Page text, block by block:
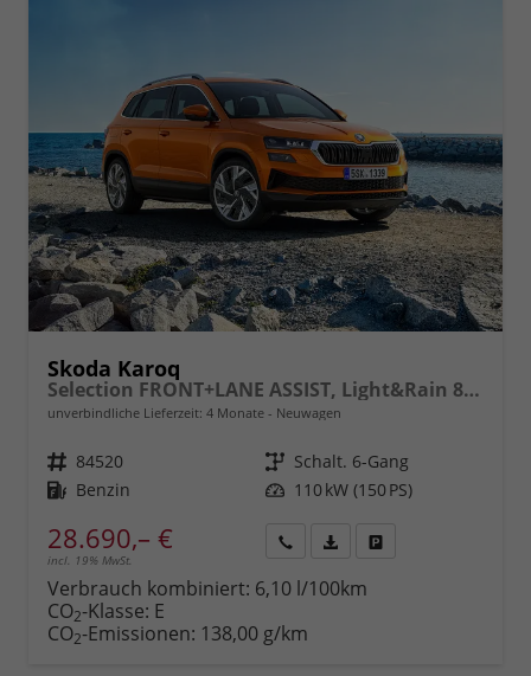
Skoda Karoq
Selection FRONT+LANE ASSIST, Light&Rain 8" Entertainment, virtuelles Cockpit, Climatronic, Parksensoren, Sitzhzg., 16" ALU uvm.
unverbindliche Lieferzeit: 4 Monate Neuwagen
Fahrzeugnr. 84520 Getriebe Schalt. 6-Gang
Kraftstoff Benzin Leistung 110 kW (150 PS)
28.690,– €
incl. 19% MwSt.
anfordern
Datei,
Verbrauch kombiniert: 6,10 l/100km
CO2-Klasse: E
CO2-Emissionen: 138,00 g/km